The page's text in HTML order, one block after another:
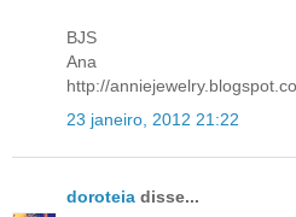
BJS
Ana
http://
23 janeiro, 2012 21:22
doroteia disse...